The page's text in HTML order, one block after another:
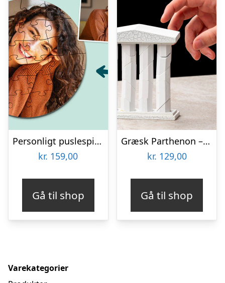
Personligt puslespil med Billede – Rundt
kr. 159,00
Gå til shop
Græsk Parthenon – Træpuslespil
kr. 129,00
Gå til shop
Varekategorier